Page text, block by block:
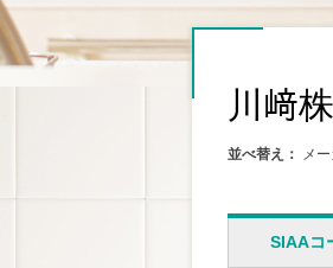
川﨑
並べ替え： メ
SIAAコ